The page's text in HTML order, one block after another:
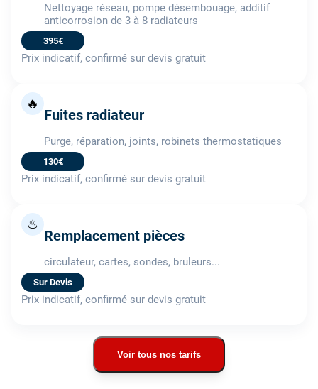
Nettoyage réseau, pompe désembouage, additif
anticorrosion de 3 à 8 radiateurs
395€
Prix indicatif, confirmé sur devis gratuit
🔥
Fuites radiateur
Purge, réparation, joints, robinets thermostatiques
130€
Prix indicatif, confirmé sur devis gratuit
♨
Remplacement pièces
circulateur, cartes, sondes, bruleurs...
Sur Devis
Prix indicatif, confirmé sur devis gratuit
Voir tous nos tarifs